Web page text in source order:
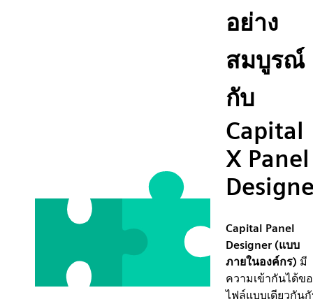
อย่าง
สมบูรณ์
กับ
Capital
X Panel
Capital Panel
Designer (แบบ
ภายในองค์กร) มี
ความเข้ากันได้ข
ไฟล์แบบเดียวกัน